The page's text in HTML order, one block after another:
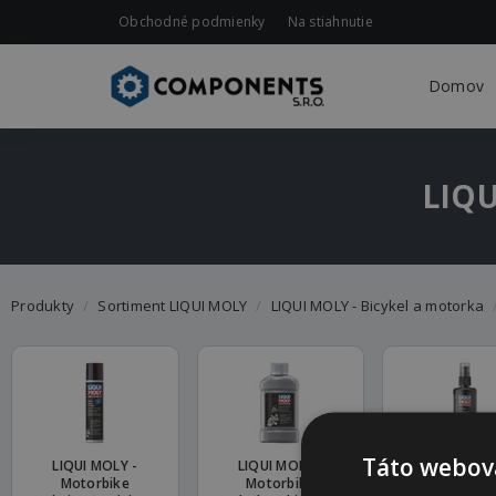
Obchodné podmienky Na stiahnutie
Domov
Produkty Sortiment LIQUI MOLY LIQUI MOLY - Bicykel a motorka
LIQUI MOLY -
Motorbike
LIQUI MOLY -
Motorbike
LIQUI
Táto